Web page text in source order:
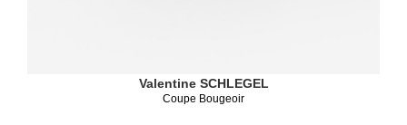
Valentine SCHLEGEL
Coupe Bougeoir